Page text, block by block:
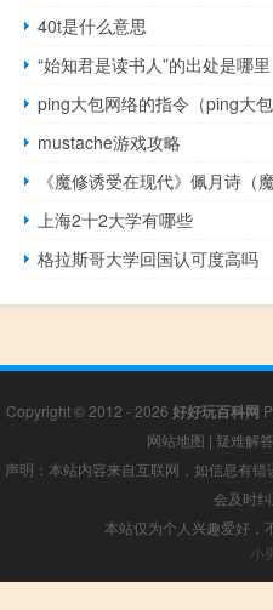
40t是什么意思
“始知君是读书人”的出处是哪里
ping大包网络的指令（ping大包
mustache游戏攻略
《魔修诱受在现代》佩月诗（
上海2十2大学有哪些
格拉斯哥大学回国认可度高吗
Copyright © 2012 - 2026 好好玩百科网
网站地图 | 疑难解答
声明：本站内容来自互联网，如信息有
会及时
本站仅为个人兴趣爱好，
小